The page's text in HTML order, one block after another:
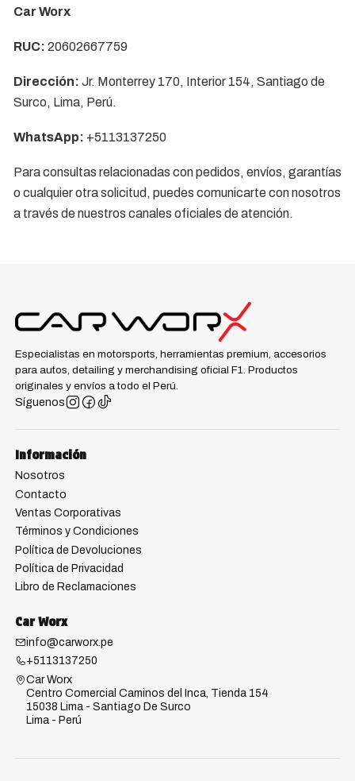
Car Worx
RUC: 20602667759
Dirección: Jr. Monterrey 170, Interior 154, Santiago de
Surco, Lima, Perú.
WhatsApp: +5113137250
Para consultas relacionadas con pedidos, envíos, garantías
o cualquier otra solicitud, puedes comunicarte con nosotros
a través de nuestros canales oficiales de atención.
Especialistas en motorsports, herramientas premium, accesorios
para autos, detailing y merchandising oficial F1. Productos
originales y envíos a todo el Perú.
Síguenos
Información
Nosotros
Contacto
Ventas Corporativas
Términos y Condiciones
Política de Devoluciones
Política de Privacidad
Libro de Reclamaciones
Car Worx
info@carworx.pe
+5113137250
Car Worx
Centro Comercial Caminos del Inca, Tienda 154
15038 Lima - Santiago De Surco
Lima - Perú